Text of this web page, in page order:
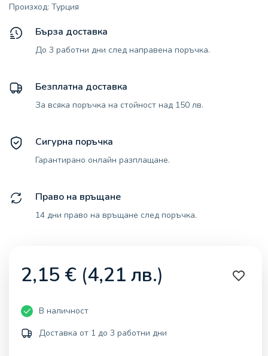
Произход: Турция
Бърза доставка
До 3 работни дни след направена поръчка.
Безплатна доставка
За всяка поръчка на стойност над 150 лв.
Сигурна поръчка
Гарантирано онлайн разплащане.
Право на връщане
14 дни право на връщане след поръчка.
2,15 € (4,21 лв.)
В наличност
Доставка от 1 до 3 работни дни